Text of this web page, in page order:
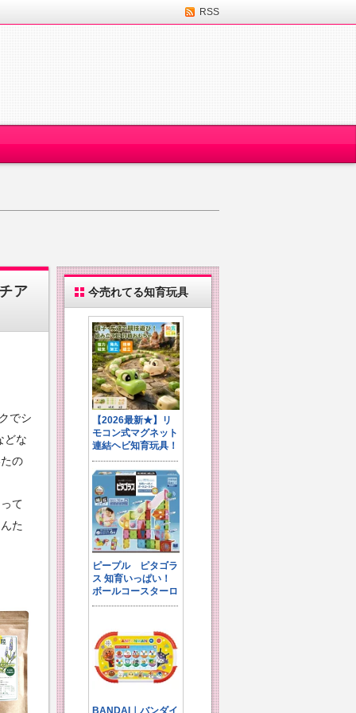
RSS
ア
でシ
どな
の
て
た
今売れてる知育玩具